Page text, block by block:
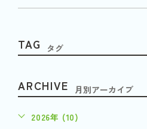
TAG タグ
ARCHIVE 月別アーカイブ
2026年 (10)